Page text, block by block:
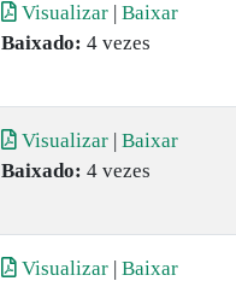
Visualizar | Baixar
Baixado: 4 vezes
Visualizar | Baixar
Baixado: 4 vezes
Visualizar | Baixar